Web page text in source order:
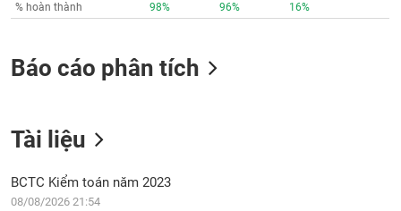
% hoàn thành 98% 96% 16%
Báo cáo phân tích
Tài liệu
BCTC Kiểm toán năm 2023
08/08/2026 21:54